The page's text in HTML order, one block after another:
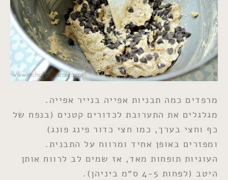
מרפדים כמה תבניות אפייה בנייר אפייה.
מגלגלים את התערובת לכדורים קטנים (בנפח של
כף וחצי בערך, כמו חצי כדור פינג פונג)
ומפזרים באופן אחיד ומרווח על התבנית.
העוגיות תופחות מאד, אז שמים לב לרווח אותן
היטב (לפחות 4-5 ס״מ ביניהן).